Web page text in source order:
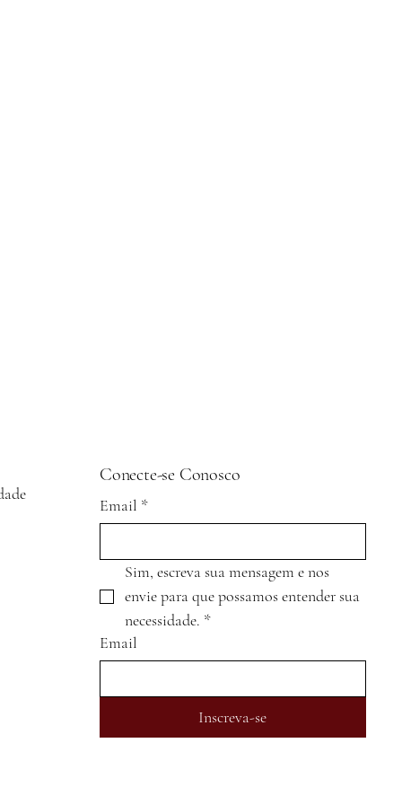
Conecte-se Conosco
Email *
Sim, escreva sua mensagem e nos
envie para que possamos entender sua
necessidade. *
Email
Inscreva-se